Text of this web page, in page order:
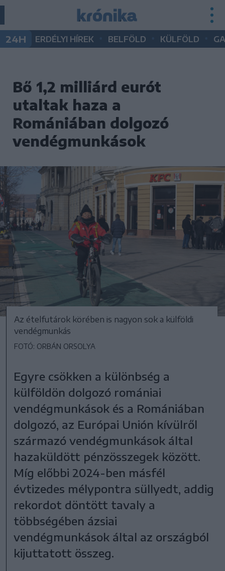
24H ERDÉLYI HÍREK BELFÖLD KÜLFÖLD
Bő 1,2 milliárd eurót
utaltak haza a
Romániában dolgozó
vendégmunkások
Az ételfutárok körében is nagyon sok a külföldi
vendégmunkás
FOTÓ: ORBÁN ORSOLYA
Egyre csökken a különbség a
külföldön dolgozó romániai
vendégmunkások és a Romániában
dolgozó, az Európai Unión kívülről
származó vendégmunkások által
hazaküldött pénzösszegek között.
Míg előbbi 2024-ben másfél
évtizedes mélypontra süllyedt, addig
rekordot döntött tavaly a
többségében ázsiai
vendégmunkások által az országból
kijuttatott összeg.